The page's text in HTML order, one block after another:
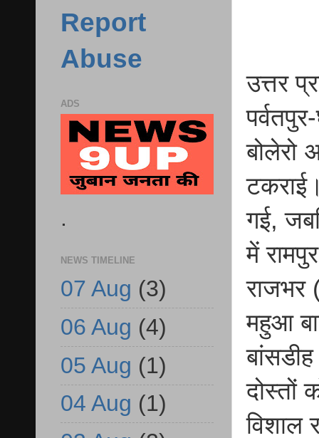
उत्तर
बोलेरो
गई,
में
राजभर
महुआ
दोस्तों
विशाल
Report
Abuse
ADS
.
NEWS TIMELINE
07 Aug (3)
06 Aug (4)
05 Aug (1)
04 Aug (1)